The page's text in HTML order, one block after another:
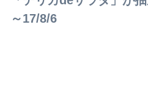
～17/8/6